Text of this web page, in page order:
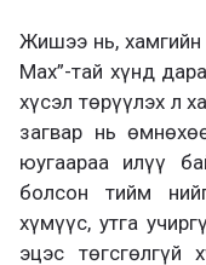
Жишээ нь, хамгийн
Max”-тай хүнд
хүсэл төрүүлэх л
загвар нь
юугаараа илүү
болсон тийм
хүмүүс, утга
эцэс төгсгөлгүй